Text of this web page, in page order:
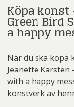
Köpa konst
Green Bird
a happy
När du ska köpa
Jeanette Karsten
with a happy
konstverk av